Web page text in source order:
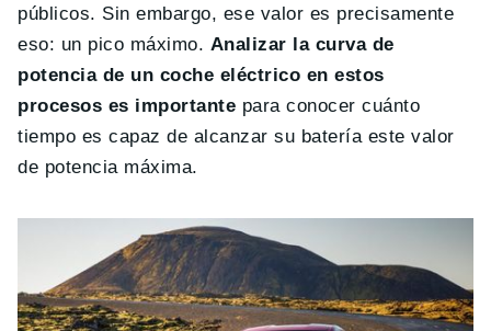
públicos. Sin embargo, ese valor es precisamente
eso: un pico máximo. Analizar la curva de
potencia de un coche eléctrico en estos
procesos es importante para conocer cuánto
tiempo es capaz de alcanzar su batería este valor
de potencia máxima.